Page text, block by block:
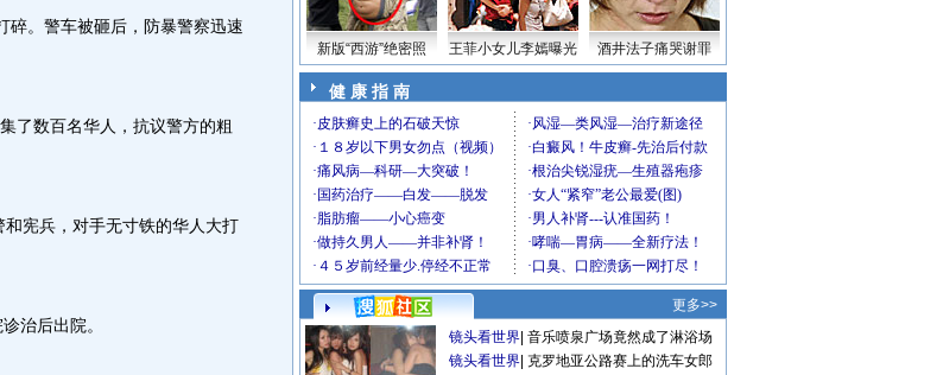
。警车被砸后，防暴警察迅速
数百名华人，抗议警方的粗
宪兵，对手无寸铁的华人大打
治后出院。
新版“西游”绝密照 王菲小女儿李嫣曝光 酒井法子痛哭谢罪
健 康 指 南
更多>>
镜头看世界 音乐喷泉广场竟然成了淋浴场
镜头看世界 克罗地亚公路赛上的洗车女郎